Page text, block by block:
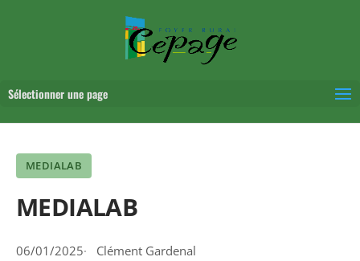
Sélectionner une page
MEDIALAB
MEDIALAB
06/01/2025 Clément Gardenal